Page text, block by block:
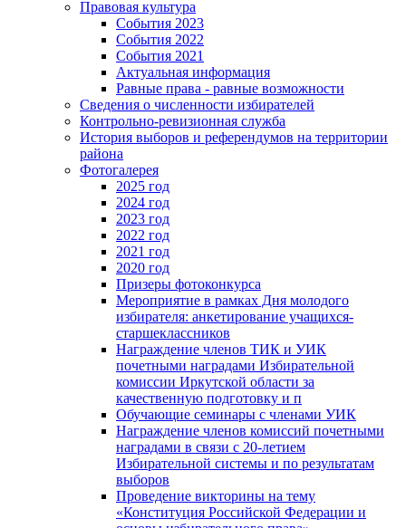
Правовая культура
События 2023
События 2022
События 2021
Актуальная информация
Равные права - равные возможности
Сведения о численности избирателей
Контрольно-ревизионная служба
История выборов и референдумов на территории
района
Фотогалерея
2025 год
2024 год
2023 год
2022 год
2021 год
2020 год
Призеры фотоконкурса
Мероприятие в рамках Дня молодого
избирателя: анкетирование учащихся-
старшеклассников
Награждение членов ТИК и УИК
почетными наградами Избирательной
комиссии Иркутской области за
качественную подготовку и п
Обучающие семинары с членами УИК
Награждение членов комиссий почетными
наградами в связи с 20-летием
Избирательной системы и по результатам
выборов
Проведение викторины на тему
«Конституция Российской Федерации и